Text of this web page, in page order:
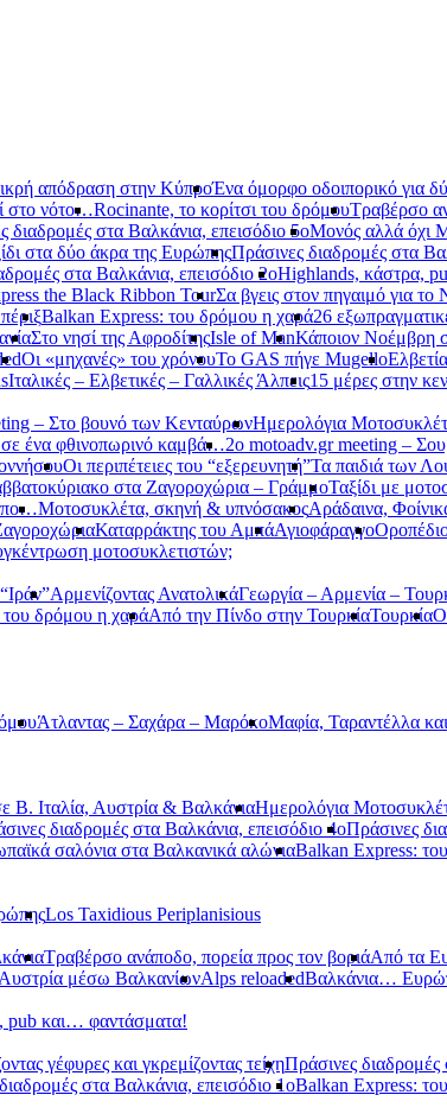
απόδραση στην ΚύπροΈνα όμορφο οδοιπορικό για
στο νότο…Rocinante, το κορίτσι του δρόμουΤραβέρσο
διαδρομές στα Βαλκάνια, επεισόδιο 5οΜονός αλλά όχι
στα δύο άκρα της ΕυρώπηςΠράσινες διαδρομές στα
στα Βαλκάνια, επεισόδιο 2οHighlands, κάστρα,
the Black Ribbon TourΣα βγεις στον πηγαιμό για το
Balkan Express: του δρόμου η χαρά26
Στο νησί της ΑφροδίτηςIsle of ManΚάποιον Νοέμβρη
Οι «μηχανές» του χρόνουΤο GAS πήγε Mugello
Ιταλικές – Ελβετικές – Γαλλικές Άλπεις15 μέρες στην
– Στο βουνό των ΚενταύρωνΗμερολόγια
ένα φθινοπωρινό καμβά…2ο motoadv.gr meeting –
Οι περιπέτειες του “εξερευνητή”Τα παιδιά των
στα Ζαγοροχώρια – ΓράμμοΤαξίδι με
Μοτοσυκλέτα, σκηνή & υπνόσακοςΑράδαινα,
Καταρράκτης του ΑμπάΑγιοφάραγγο
μοτοσυκλετιστών;
Αρμενίζοντας ΑνατολικάΓεωργία – Αρμενία –
δρόμου η χαράΑπό την Πίνδο στην ΤουρκίαΤουρκία
Άτλαντας – Σαχάρα – ΜαρόκοΜαφία, Ταραντέλλα
Β. Ιταλία, Αυστρία & ΒαλκάνιαΗμερολόγια
διαδρομές στα Βαλκάνια, επεισόδιο 4οΠράσινες
σαλόνια στα Βαλκανικά αλώνιαBalkan Express:
Los Taxidious Periplanisious
Τραβέρσο ανάποδο, πορεία προς τον βοριάΑπό τα
Αυστρία μέσω ΒαλκανίωνAlps reloadedΒαλκάνια…
pub και… φαντάσματα!
γέφυρες και γκρεμίζοντας τείχηΠράσινες διαδρομές
στα Βαλκάνια, επεισόδιο 1οBalkan Express: